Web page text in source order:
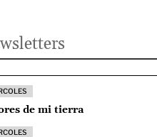
de mi tierra